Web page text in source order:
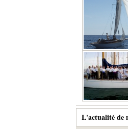
L'actualité de